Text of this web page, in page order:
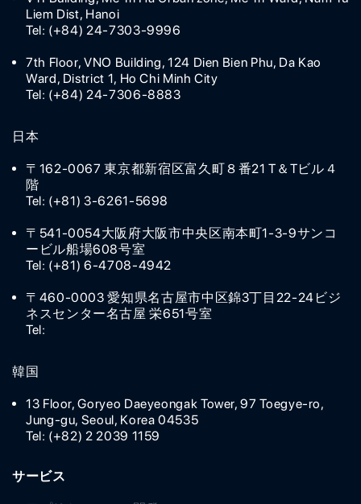
Liem Dist, Hanoi
Tel: (+84) 24-7303-9996
7th Floor, VNO Building, 124 Dien Bien Phu, Da Kao
Ward, District 1, Ho Chi Minh City
Tel: (+84) 24-7306-8883
日本
〒162-0067 東京都新宿区富久町８番21 T＆Tビル４
階
Tel: (+81) 3-6261-5698
〒541-0054大阪府大阪市中央区南本町1-3-9サンコ
ービル船場608号室
Tel: (+81) 6-4708-4942
〒460-0003 愛知県名古屋市中区錦3丁目22-24ビジ
ネスセンター名古屋 栄651号室
Tel:
韓国
13 Floor, Goryeo Daeyeongak Tower, 97 Toegye-ro,
Jung-gu, Seoul, Korea 04535
Tel: (+82) 2 2039 1159
サービス